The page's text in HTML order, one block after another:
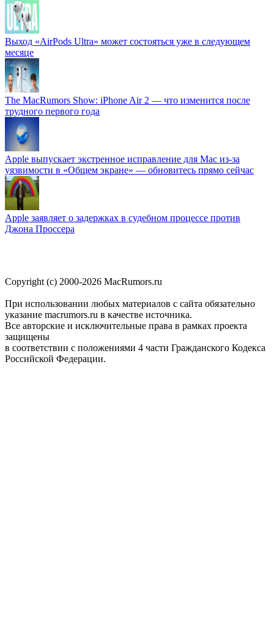
Выход «AirPods Ultra» может состояться уже в следующем
месяце
The MacRumors Show: iPhone Air 2 — что изменится после
трудного первого года
Apple выпускает экстренное исправление для Mac из-за
уязвимости в «Общем экране» — обновитесь прямо сейчас
Apple заявляет о задержках в судебном процессе против
Джона Проссера
Copyright (c) 2000-2026 MacRumors.ru
При использовании любых материалов с сайта обязательно
указание macrumors.ru в качестве источника.
Все авторские и исключительные права в рамках проекта
защищены
в соответствии с положениями 4 части Гражданского Кодекса
Российской Федерации.